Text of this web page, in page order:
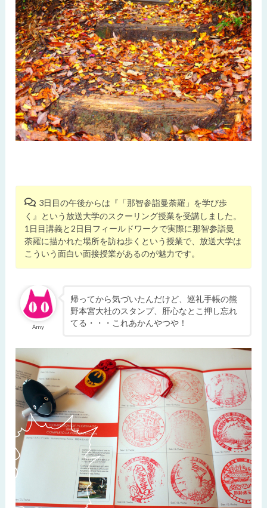
3日目の午後からは『「那智参詣曼荼羅」を学び歩
く』という放送大学のスクーリング授業を受講しました。
1日目講義と2日目フィールドワークで実際に那智参詣曼
荼羅に描かれた場所を訪ね歩くという授業で、放送大学は
こういう面白い面接授業があるのが魅力です。
Amy
帰ってから気づいたんだけど、巡礼手帳の熊
野本宮大社のスタンプ、肝心なとこ押し忘れ
てる・・・これあかんやつや！